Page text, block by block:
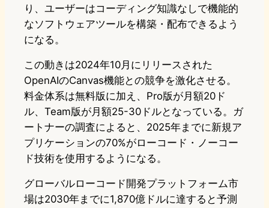
り、ユーザーはコーディング知識なしで機能的
なソフトウェアツールを構築・配布できるよう
になる。
この動きは2024年10月にリリースされた
OpenAIのCanvas機能との競争を激化させる。
料金体系は無料版に加え、Pro版が月額20ド
ル、Team版が月額25-30ドルとなっている。ガ
ートナーの調査によると、2025年までに新規ア
プリケーションの70%がローコード・ノーコー
ド技術を使用するようになる。
グローバルローコード開発プラットフォーム市
場は2030年までに1,870億ドルに達すると予測